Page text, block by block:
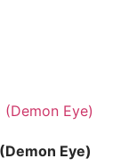
Eye)